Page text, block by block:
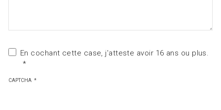
En cochant cette case, j'atteste avoir 16 ans ou plus.
CAPTCHA